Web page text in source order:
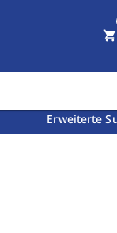
Erweiterte
shopping_cart